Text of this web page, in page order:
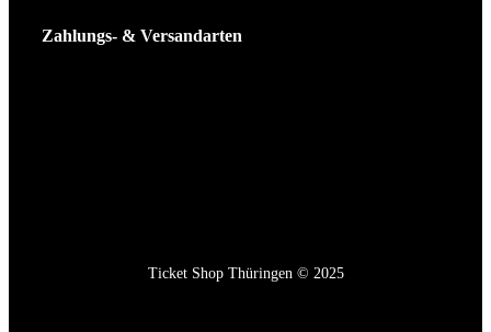
Zahlungs- & Versandarten
Ticket Shop Thüringen © 2025